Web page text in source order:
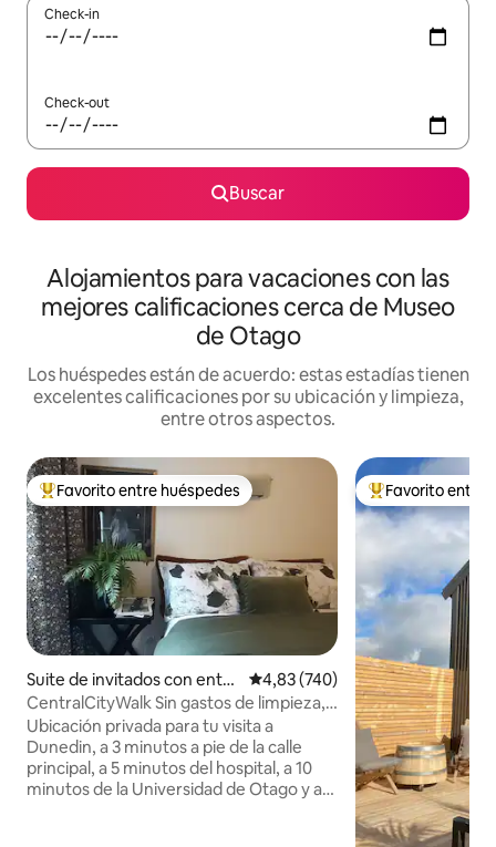
Check-in
Check-out
Buscar
Alojamientos para vacaciones con las
mejores calificaciones cerca de Museo
de Otago
Los huéspedes están de acuerdo: estas estadías tienen
excelentes calificaciones por su ubicación y limpieza,
entre otros aspectos.
Favorito entre los huéspedes más destacados
Favorito entre huéspedes
Suite de invitados con entra
da independiente en Duned
in
Calificación promedio: 4,83 de
4,83 (740)
CentralCityWalk Sin gastos de limpieza,
aparcamiento/lavandería gratis
Ubicación privada para tu visita a
Dunedin, a 3 minutos a pie de la calle
principal, a 5 minutos del hospital, a 10
minutos de la Universidad de Otago y a
Favorito entre
Favorito entre